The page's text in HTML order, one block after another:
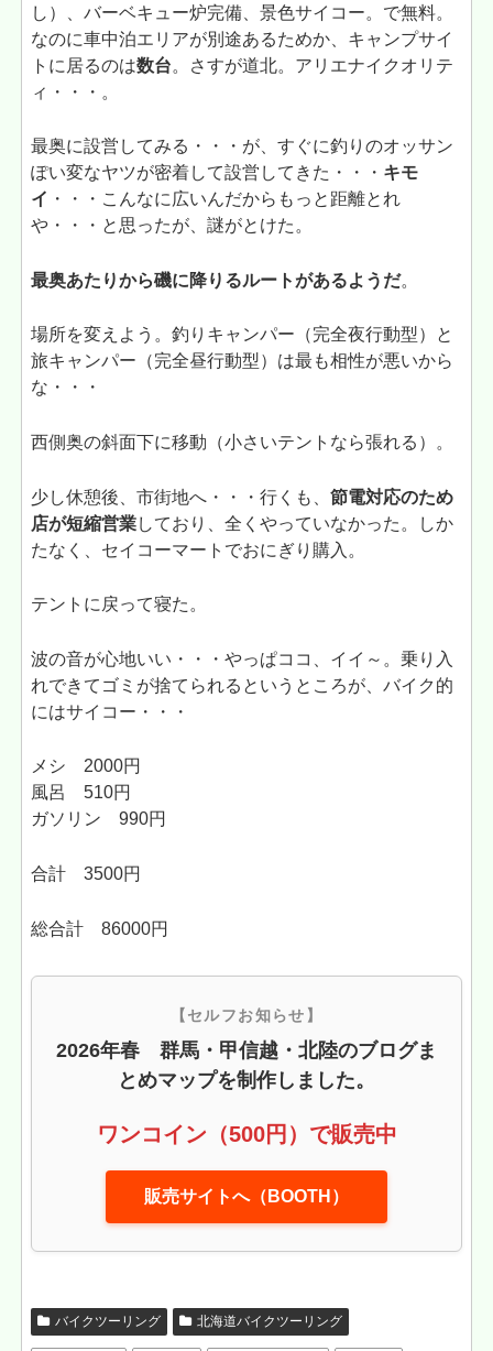
し）、バーベキュー炉完備、景色サイコー。で無料。
なのに車中泊エリアが別途あるためか、キャンプサイ
トに居るのは数台。さすが道北。アリエナイクオリテ
ィ・・・。
最奥に設営してみる・・・が、すぐに釣りのオッサン
ぽい変なヤツが密着して設営してきた・・・ キモ
イ ・・・こんなに広いんだからもっと距離とれ
や・・・と思ったが、謎がとけた。
最奥あたりから磯に降りるルートがあるようだ。
場所を変えよう。釣りキャンパー（完全夜行動型）と
旅キャンパー（完全昼行動型）は最も相性が悪いから
な・・・
西側奥の斜面下に移動（小さいテントなら張れる）。
少し休憩後、市街地へ・・・行くも、節電対応のため
店が短縮営業しており、全くやっていなかった。しか
たなく、セイコーマートでおにぎり購入。
テントに戻って寝た。
波の音が心地いい・・・やっぱココ、イイ～。乗り入
れできてゴミが捨てられるというところが、バイク的
にはサイコー・・・
メシ 2000円
風呂 510円
ガソリン 990円
合計 3500円
総合計 86000円
【セルフお知らせ】
2026年春 群馬・甲信越・北陸のブログま
とめマップを制作しました。
ワンコイン（500円）で販売中
販売サイトへ（BOOTH）
バイクツーリング 北海道バイクツーリング